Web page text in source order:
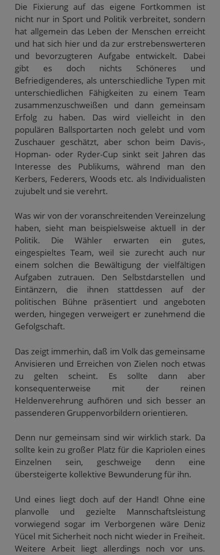
Die Fixierung auf das eigene Fortkommen ist
nicht nur in Sport und Politik verbreitet, sondern
hat allgemein das Leben der Menschen erreicht
und hat sich hier und da zur erstrebenswerteren
und bevorzugteren Aufgabe entwickelt. Dabei
gibt es doch nichts Schöneres und
Befriedigenderes, als unterschiedliche Typen mit
unterschiedlichen Fähigkeiten zu einem Team
zusammenzuschweißen und dann gemeinsam
Erfolg zu haben. Das wird vielleicht in den
populären Ballsportarten noch gelebt und vom
Zuschauer geschätzt, aber schon beim Davis-,
Hopman- oder Ryder-Cup sinkt seit Jahren das
Interesse des Publikums, während man den
Kerbers, Federers, Woods etc. als Individualisten
zujubelt und sie verehrt.
Was wir von der voranschreitenden Vereinzelung
haben, sieht man beispielsweise aktuell in der
Politik. Die Wähler erwarten ein gutes,
eingespieltes Team, weil sie zurecht auch nur
einem solchen die Bewältigung der vielfältigen
Aufgaben zutrauen. Den Selbstdarstellen und
Eintänzern, die ihnen stattdessen auf der
politischen Bühne präsentiert und angeboten
werden, hingegen verweigert er zunehmend die
Gefolgschaft.
Das zeigt immerhin, daß im Volk das gemeinsame
Anvisieren und Erreichen von Zielen noch etwas
zu gelten scheint. Es sollte dann aber
konsequenterweise mit der reinen
Heldenverehrung aufhören und sich besser an
passenderen Gruppenvorbildern orientieren.
Denn nur gemeinsam sind wir wirklich stark. Da
sollte kein zu großer Platz für die Kapriolen eines
Einzelnen sein, geschweige denn eine
übersteigerte kollektive Bewunderung für ihn.
Und eines liegt doch auf der Hand! Ohne eine
planvolle und gezielte Mannschaftsleistung
vorwiegend sogar im Verborgenen wäre Deniz
Yücel mit Sicherheit noch nicht wieder in Freiheit.
Weitere Arbeit liegt allerdings noch vor uns.